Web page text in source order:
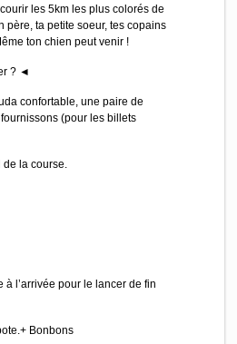
les 5km les plus colorés de
père, ta petite soeur, tes copains
ton chien peut venir !
? ◄
confortable, une paire de
(pour les billets
la course.
à l’arrivée pour le lancer de fin
Bonbons